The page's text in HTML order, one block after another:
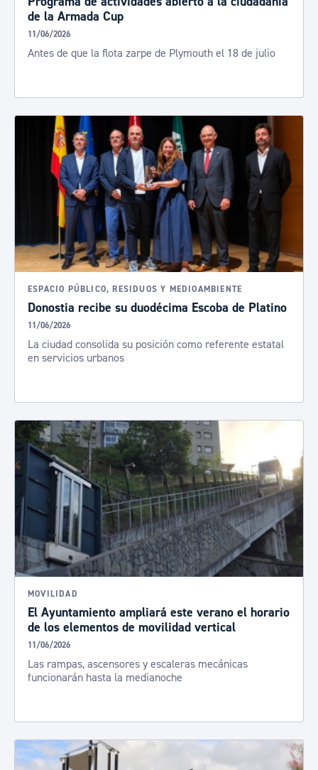
de la Armada Cup
11/06/2026
Antes de que la flota zarpe de Plymouth el 18 de julio
ESPACIO PÚBLICO, RESIDUOS Y MEDIOAMBIENTE
Donostia recibe su duodécima Escoba de Platino
11/06/2026
La ciudad consolida su posición como referente estatal
en servicios urbanos
MOVILIDAD
El Ayuntamiento ampliará este verano el horario
de los elementos de movilidad vertical
11/06/2026
Las rampas, ascensores y escaleras mecánicas
funcionarán hasta la medianoche